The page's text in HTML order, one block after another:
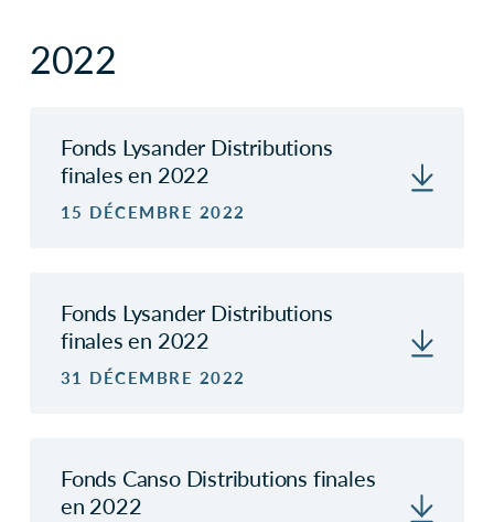
2022
Fonds Lysander Distributions
finales en 2022
15 DÉCEMBRE 2022
Fonds Lysander Distributions
finales en 2022
31 DÉCEMBRE 2022
Fonds Canso Distributions finales
en 2022